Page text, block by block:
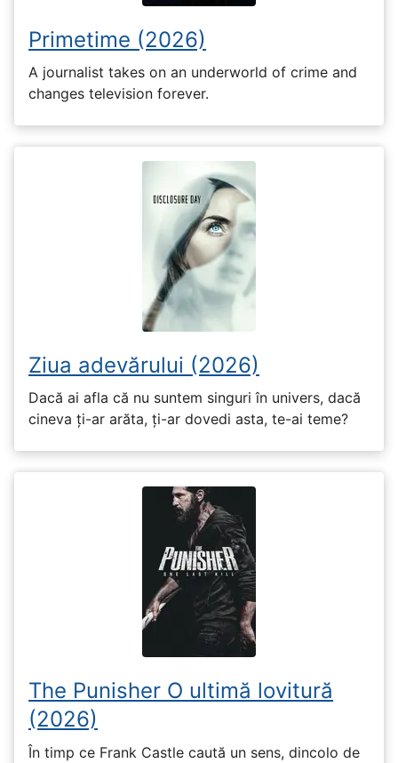
Primetime (2026)
A journalist takes on an underworld of crime and
changes television forever.
Ziua adevărului (2026)
Dacă ai afla că nu suntem singuri în univers, dacă
cineva ți-ar arăta, ți-ar dovedi asta, te-ai teme?
The Punisher O ultimă lovitură
(2026)
În timp ce Frank Castle caută un sens, dincolo de